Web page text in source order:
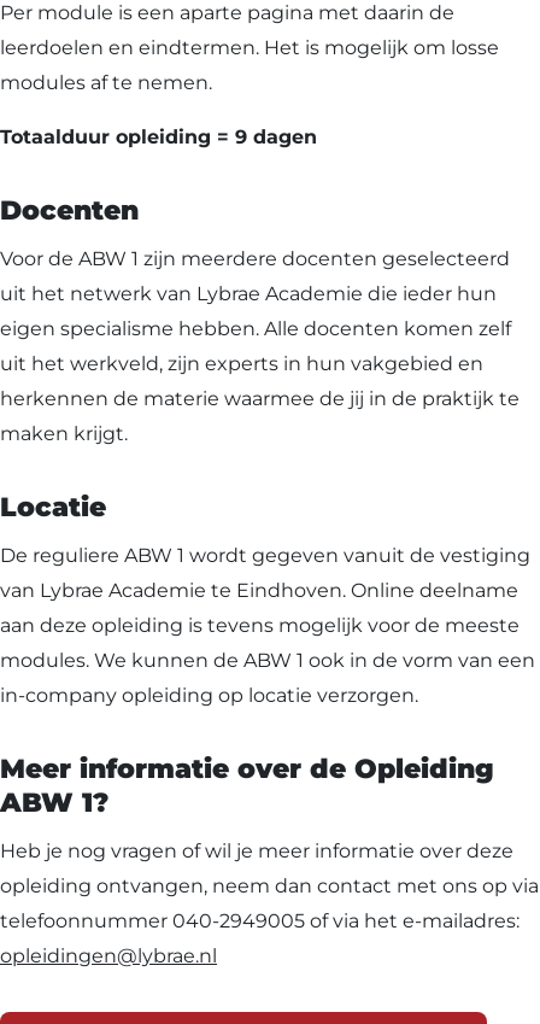
Per module is een aparte pagina met daarin de
leerdoelen en eindtermen. Het is mogelijk om losse
modules af te nemen.
Totaalduur opleiding = 9 dagen
Docenten
Voor de ABW 1 zijn meerdere docenten geselecteerd
uit het netwerk van Lybrae Academie die ieder hun
eigen specialisme hebben. Alle docenten komen zelf
uit het werkveld, zijn experts in hun vakgebied en
herkennen de materie waarmee de jij in de praktijk te
maken krijgt.
Locatie
De reguliere ABW 1 wordt gegeven vanuit de vestiging
van Lybrae Academie te Eindhoven. Online deelname
aan deze opleiding is tevens mogelijk voor de meeste
modules. We kunnen de ABW 1 ook in de vorm van een
in-company opleiding op locatie verzorgen.
Meer informatie over de Opleiding
ABW 1?
Heb je nog vragen of wil je meer informatie over deze
opleiding ontvangen, neem dan contact met ons op via
telefoonnummer 040-2949005 of via het e-mailadres:
opleidingen@lybrae.nl